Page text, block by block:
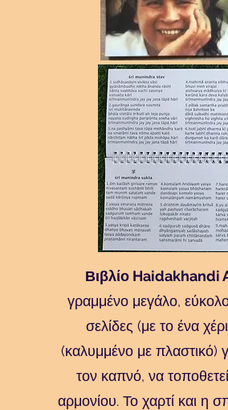
Βιβλίο Haidakhandi
γραμμένο μεγάλο,
σελίδες (με το ένα
(καλυμμένο με πλαστικό)
τον καπνό, να
αρμονίου. Το χαρτί και η